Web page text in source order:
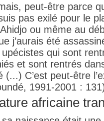
peut-être parce
pas exilé pour le
ou même au
j’aurais été
qui sont
et sont rentrés
C’est peut-être
1991-2001 :
africaine